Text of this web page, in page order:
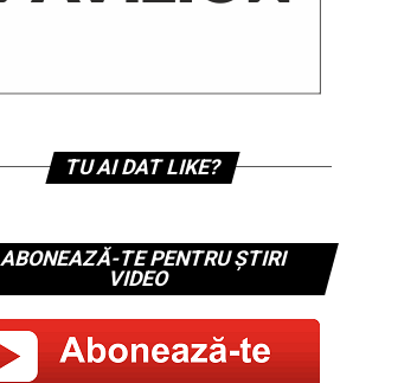
TU AI DAT LIKE?
ABONEAZĂ-TE PENTRU ȘTIRI
VIDEO